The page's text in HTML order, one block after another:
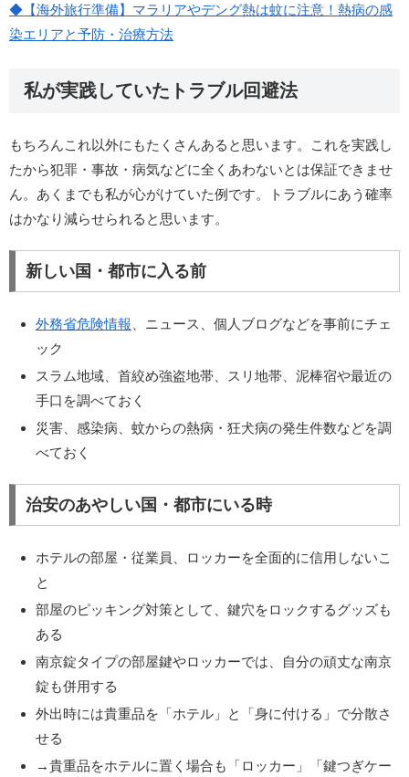
◆【海外旅行準備】マラリアやデング熱は蚊に注意！熱病の感
染エリアと予防・治療方法
私が実践していたトラブル回避法
もちろんこれ以外にもたくさんあると思います。これを実践し
たから犯罪・事故・病気などに全くあわないとは保証できませ
ん。あくまでも私が心がけていた例です。トラブルにあう確率
はかなり減らせられると思います。
新しい国・都市に入る前
外務省危険情報 、ニュース、個人ブログなどを事前にチェ
ック
スラム地域、首絞め強盗地帯、スリ地帯、泥棒宿や最近の
手口を調べておく
災害、感染病、蚊からの熱病・狂犬病の発生件数などを調
べておく
治安のあやしい国・都市にいる時
ホテルの部屋・従業員、ロッカーを全面的に信用しないこ
と
部屋のピッキング対策として、鍵穴をロックするグッズも
ある
南京錠タイプの部屋鍵やロッカーでは、自分の頑丈な南京
錠も併用する
外出時には貴重品を「ホテル」と「身に付ける」で分散さ
せる
→貴重品をホテルに置く場合も「ロッカー」「鍵つぎケー